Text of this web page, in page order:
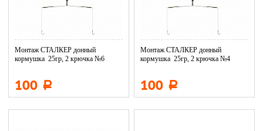
Монтаж СТАЛКЕР донный
кормушка 25гр, 2 крючка №6
100 Р
Монтаж СТАЛКЕР донный
кормушка 25гр, 2 крючка №4
100 Р